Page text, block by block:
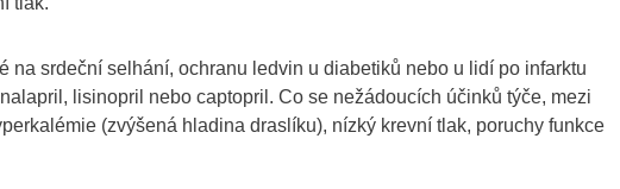
na srdeční selhání, ochranu ledvin u diabetiků nebo u lidí po infarktu
lisinopril nebo captopril. Co se nežádoucích účinků týče, mezi
(zvýšená hladina draslíku), nízký krevní tlak, poruchy funkce